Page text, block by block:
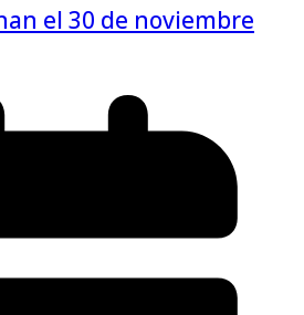
el 30 de noviembre